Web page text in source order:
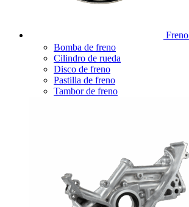
Freno
Bomba de freno
Cilindro de rueda
Disco de freno
Pastilla de freno
Tambor de freno